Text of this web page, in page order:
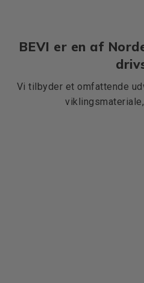
BEVI er en af
Vi tilbyder et omfattende